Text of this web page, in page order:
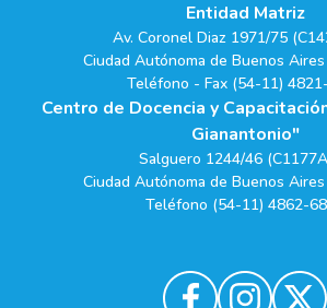
Entidad Matriz
Av. Coronel Diaz 1971/75
Ciudad Autónoma de Buenos
Teléfono - Fax (54-11)
Centro de Docencia y
Gianantonio"
Salguero 1244/46
Ciudad Autónoma de Buenos
Teléfono (54-11) 4862-